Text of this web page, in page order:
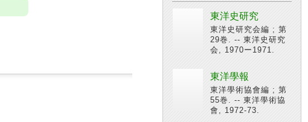
東洋史研究
東洋史研究会編 ; 第
29巻. -- 東洋史研究
会, 1970ー1971.
東洋學報
東洋學術協會編 ; 第
55巻. -- 東洋學術協
會, 1972-73.